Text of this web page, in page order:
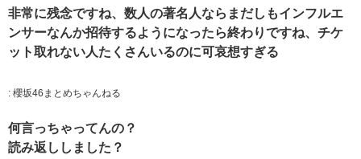
非常に残念ですね、数人の著名人ならまだしもインフルエ
ンサーなんか招待するようになったら終わりですね、チケ
ット取れない人たくさんいるのに可哀想すぎる
: 櫻坂46まとめちゃんねる
何言っちゃってんの？
読み返ししました？